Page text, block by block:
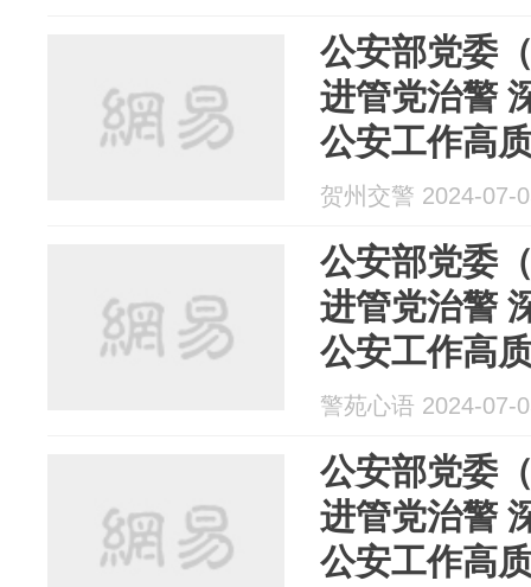
公安部党委
进管党治警
公安工作高
贺州交警 2024-07-
公安部党委
进管党治警
公安工作高
警苑心语 2024-07-
公安部党委
进管党治警
公安工作高